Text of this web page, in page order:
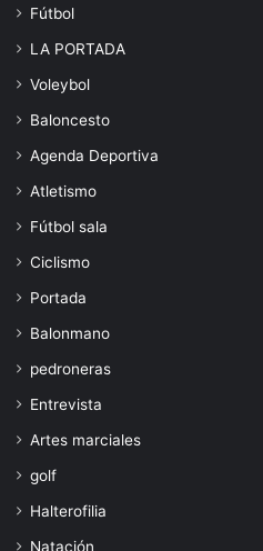
Fútbol
LA PORTADA
Voleybol
Baloncesto
Agenda Deportiva
Atletismo
Fútbol sala
Ciclismo
Portada
Balonmano
pedroneras
Entrevista
Artes marciales
golf
Halterofilia
Natación